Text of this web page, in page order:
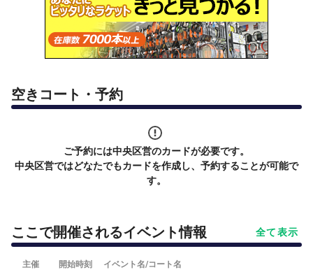
空きコート・予約
ご予約には中央区営のカードが必要です。
中央区営ではどなたでもカードを作成し、予約することが可能で
す。
ここで開催されるイベント情報 全て表示
主催 開始時刻 イベント名/コート名